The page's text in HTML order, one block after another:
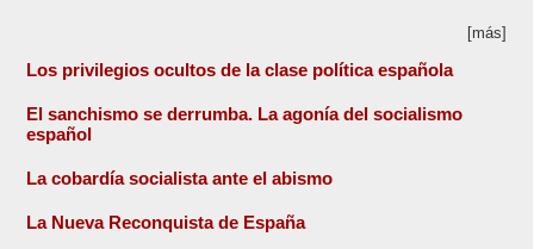
[más]
Los privilegios ocultos de la clase política española
El sanchismo se derrumba. La agonía del socialismo
español
La cobardía socialista ante el abismo
La Nueva Reconquista de España